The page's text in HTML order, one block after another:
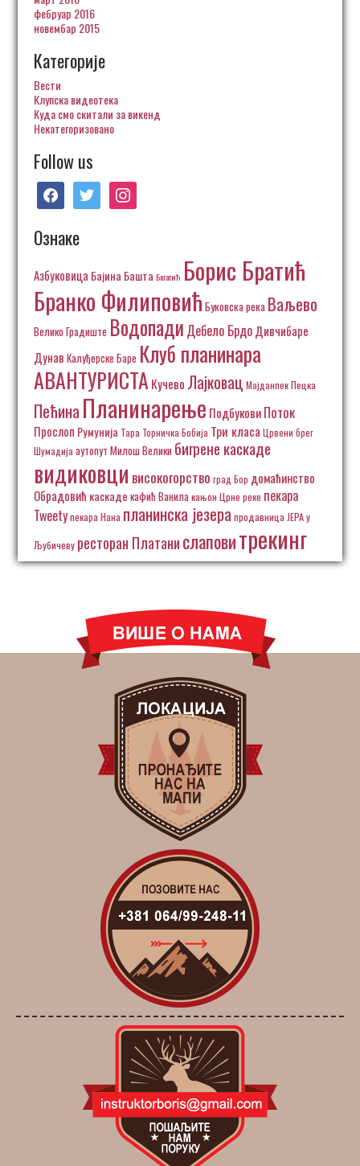
фебруар 2016
новембар 2015
Категорије
Вести
Клупска видеотека
Куда смо скитали за викенд
Некатегоризовано
Follow us
facebooktwitter instagram
Ознаке
Азбуковица Бајина Башта Богатић Борис Братић
Бранко Филиповић Буковска река Ваљево
Велико Градиште Водопади Дебело БрдоДивчибаре
Дунав Калуђерске Баре Клуб планинара
АВАНТУРИСТА Кучево Лајковац Мајданпек Пецка
Пећина Планинарење ПодбуковиПоток
Прослоп Румунија Тара Торничка Бобија Три класа Црвени брег
Шумадија аутопут Милош Велики бигрене каскаде
видиковци високогорство град Бор домаћинство
Обрадовић каскаде кафић Ванила кањон Црне реке пекара
Tweetyпекара Нана планинска језера продавница ЈЕРА у
Љубичеву ресторан Платанислаповитрекинг